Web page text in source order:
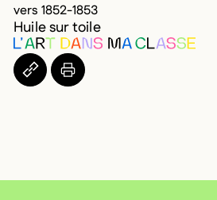
vers 1852-1853
Huile sur toile
COPIER L’URL DANS LE
IMPRIMER